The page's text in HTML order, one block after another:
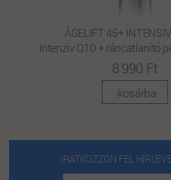
ÂGELIFT 45+
Intenzív Q10 + ráncatlanító
8 990 Ft
kosárba
IRATKOZZON FEL